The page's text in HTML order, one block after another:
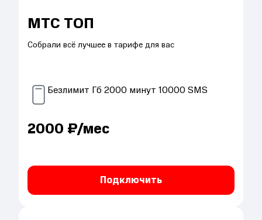
МТС ТОП
Собрали всё лучшее в тарифе для вас
Безлимит Гб 2000 минут 10000SMS
2000 ₽/мес
Подключить